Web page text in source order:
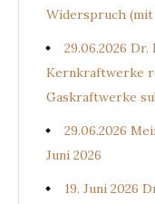
Widerspruch (mit
29.06.2026
Kernkraftwerke
Gaskraftwerke
29.06.2026
Juni 2026
19. Juni 2026